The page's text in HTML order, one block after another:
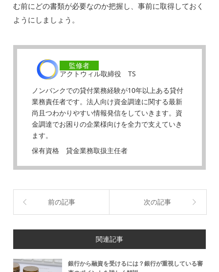
む前にどの書類が必要なのか把握し、事前に取得しておく
ようにしましょう。
監修者
アクトウィル取締役 TS
ノンバンクでの貸付業務経験が10年以上ある貸付
業務責任者です。法人向け資金調達に関する最新
尚且つわかりやすい情報発信をしていきます。資
金調達でお困りの企業様向けを全力で支えていき
ます。
保有資格 貸金業務取扱主任者
前の記事 次の記事
関連記事
銀行から融資を受けるには？銀行が重視している審